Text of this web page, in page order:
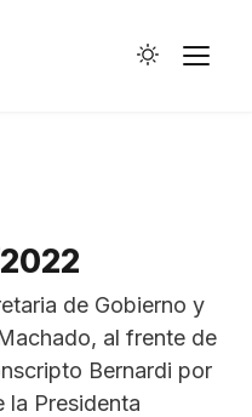
de Gobierno y
al frente de
Bernardi por
la Presidenta